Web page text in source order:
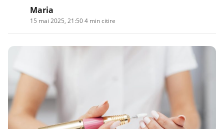
Maria
15 mai 2025, 21:504 min citire